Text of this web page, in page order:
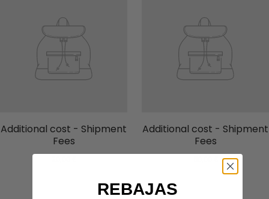
Additional cost - Shipment
Fees
Additional cost - Shipment
Fees
REBAJAS